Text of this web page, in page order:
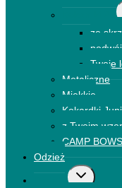
ze
Twoje
Metaliczne
Miękkie
Kokardki
z Twoim
CAMP
Odzież
Przełącz